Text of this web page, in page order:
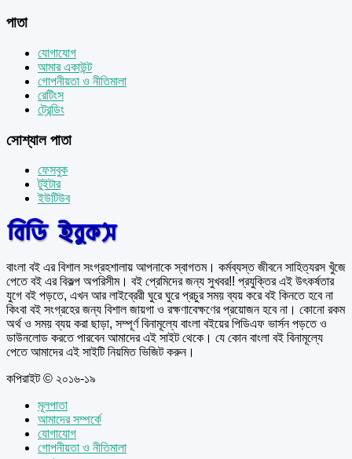
পাতা
যোগাযোগ
আমার একাউন্ট
গোপনীয়তা ও নীতিমালা
রেটিংস
ট্রেন্ডিং
সোশ্যাল পাতা
ফেসবুক
টুইটার
ইউটিউব
বাংলা বই এর বিশাল সংগ্রহশালায় আপনাকে স্বাগতম। কর্মব্যস্ত জীবনে সাহিত্যরস খুঁজে
পেতে বই এর বিকল্প অপরিসীম। বই প্রেমিদের জন্য সুখবর!! প্রযুক্তির এই উৎকর্ষতার
যুগে বই পড়তে, এখন আর লাইব্রেরী ঘুরে ঘুরে প্রচুর সময় ব্যয় করে বই কিনতে হবে না
কিংবা বই সংগ্রহের জন্য বিশাল জায়গা ও রক্ষণাবেক্ষণের প্রয়োজন হবে না। কোনো রকম
অর্থ ও সময় ব্যয় করা ছাড়া, সম্পূর্ণ বিনামূল্যে বাংলা বইয়ের পিডিএফ ভার্সন পড়তে ও
ডাউনলোড করতে পারবেন আমাদের এই সাইট থেকে। যে কোন বাংলা বই বিনামূল্যে
পেতে আমাদের এই সাইটি নিয়মিত ভিজিট করুন।
কপিরাইট © ২০১৬-১৯
মূলপাতা
আমাদের সম্পর্কে
যোগাযোগ
গোপনীয়তা ও নীতিমালা